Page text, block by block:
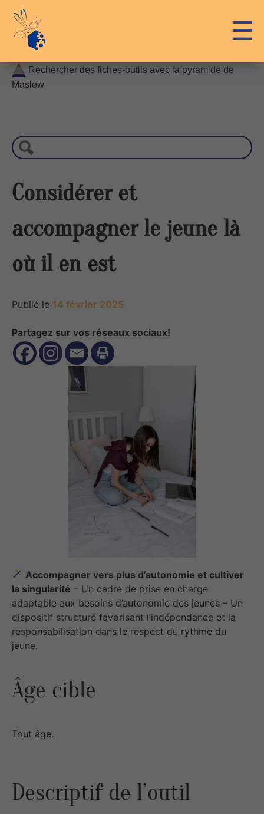
content
☰
Rechercher des fiches-outils avec la pyramide de
Maslow
c
h
r
c
e
Considérer et
accompagner le jeune là
où il en est
Publié le 14 février 2025
Partagez sur vos réseaux sociaux!
Accompagner vers plus d’autonomie et cultiver
la singularité – Un cadre de prise en charge
adaptable aux besoins d’autonomie des jeunes – Un
dispositif structuré favorisant l’indépendance et la
responsabilisation dans le respect du rythme du
jeune.
Âge cible
Tout âge.
Descriptif de l’outil